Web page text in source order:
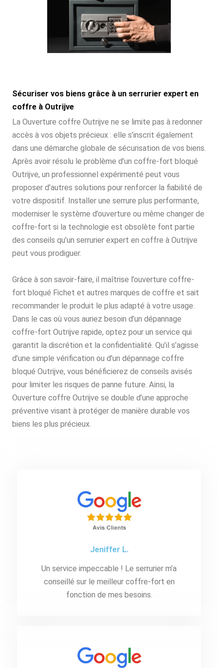
Sécuriser vos biens grâce à un serrurier expert en
coffre à Outrijve
La Ouverture coffre Outrijve ne se limite pas à redonner
accès à vos objets précieux : elle s’inscrit également
dans une démarche globale de sécurisation de vos biens.
Après avoir résolu le problème d’un coffre-fort bloqué
Outrijve, un professionnel expérimenté peut vous
proposer d’autres solutions pour renforcer la fiabilité de
votre dispositif. Installer une serrure plus performante,
moderniser le système d’ouverture ou même changer de
coffre-fort si la technologie est obsolète font partie
des conseils qu’un serrurier expert en coffre à Outrijve
peut vous prodiguer.
Grâce à son savoir-faire, il maîtrise l’ouverture coffre-
fort bloqué Fichet et autres marques de coffre et sait
recommander le produit le plus adapté à votre usage.
Dans le cas où vous auriez besoin d’un dépannage
coffre-fort Outrijve rapide, optez pour un service qui
garantit la discrétion et la confidentialité. Qu’il s’agisse
d’une simple vérification ou d’un dépannage coffre
bloqué Outrijve, vous bénéficierez de conseils avisés
pour limiter les risques de panne future. Ainsi, la
Ouverture coffre Outrijve se double d’une approche
préventive visant à protéger de manière durable vos
biens les plus précieux.
Jeniffer L.
Un service impeccable ! Le serrurier m’a
conseillé sur le meilleur coffre-fort en
fonction de mes besoins.